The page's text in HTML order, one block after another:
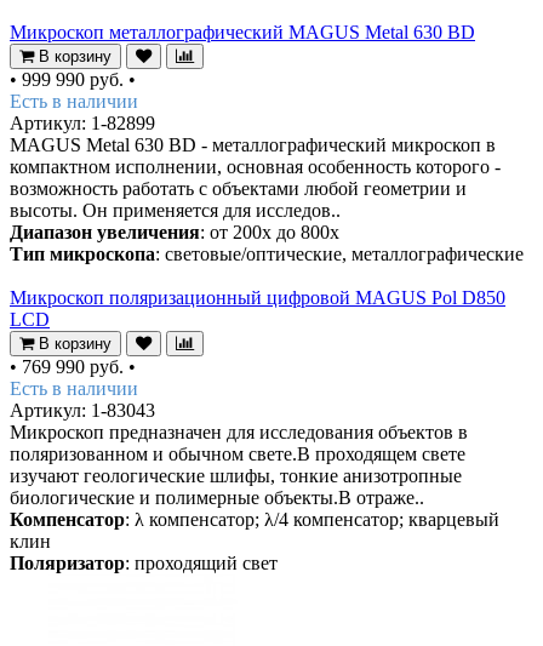
Микроскоп металлографический MAGUS Metal 630 BD
В корзину
• 999 990 руб. •
Есть в наличии
Артикул: 1-82899
MAGUS Metal 630 BD - металлографический микроскоп в
компактном исполнении, основная особенность которого -
возможность работать с объектами любой геометрии и
высоты. Он применяется для исследов..
Диапазон увеличения: от 200х до 800х
Тип микроскопа: световые/оптические, металлографические
Микроскоп поляризационный цифровой MAGUS Pol D850
LCD
В корзину
• 769 990 руб. •
Есть в наличии
Артикул: 1-83043
Микроскоп предназначен для исследования объектов в
поляризованном и обычном свете.В проходящем свете
изучают геологические шлифы, тонкие анизотропные
биологические и полимерные объекты.В отраже..
Компенсатор: λ компенсатор; λ/4 компенсатор; кварцевый
клин
Поляризатор: проходящий свет